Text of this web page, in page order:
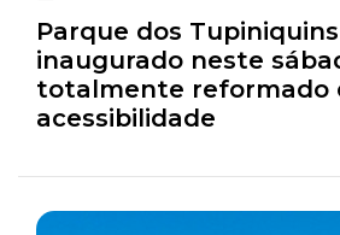
Parque dos
inaugurado neste
totalmente reformado
acessibilidade